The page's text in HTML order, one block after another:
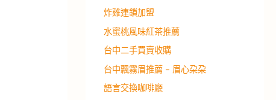
炸雞連鎖加盟
水蜜桃風味紅茶推薦
台中二手買賣收購
台中飄霧眉推薦 – 眉心朶朶
語言交換咖啡廳